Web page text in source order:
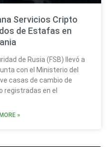
Servicios Cripto
de Estafas en
de Rusia (FSB) llevó a
con el Ministerio del
casas de cambio de
registradas en el
»